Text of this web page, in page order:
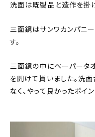
洗面は既製品と造作を掛
三面鏡はサンワカンパニ
す。
三面鏡の中にペーパータ
を開けて貰いました。洗
なく、やって良かったポイン